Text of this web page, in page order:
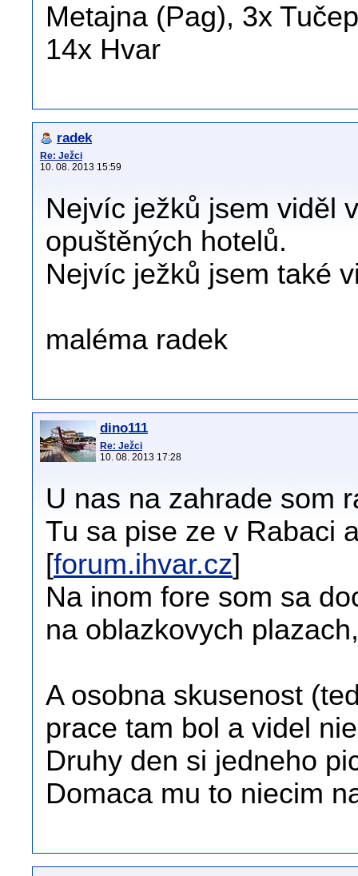
Metajna (Pag), 3x
14x Hvar
radek
Re: Ježci
10. 08. 2013 15:59
Nejvíc ježků jsem viděl
opuštěných hotelů.
Nejvíc ježků jsem také
maléma radek
dino111
Re: Ježci
10. 08. 2013 17:28
U nas na zahrade som
Tu sa pise ze v Rabaci
[forum.ihvar.cz]
Na inom fore som sa
na oblazkovych
A osobna skusenost
prace tam bol a videl
Druhy den si jedneho
Domaca mu to niecim